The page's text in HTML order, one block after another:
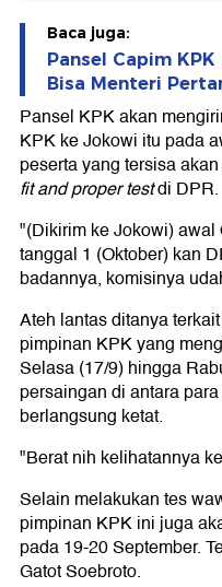
Baca juga:
Pansel Capim
Bisa Menteri
Pansel KPK akan
KPK ke Jokowi itu pada
peserta yang tersisa
fit and proper testdi DPR.
"(Dikirim ke Jokowi)
tanggal 1 (Oktober) kan
badannya, komisinya
Ateh lantas ditanya
pimpinan KPK yang
Selasa (17/9) hingga
persaingan di antara
berlangsung ketat.
"Berat nih kelihatannya
Selain melakukan tes
pimpinan KPK ini juga
pada 19-20 September.
Gatot Soebroto.